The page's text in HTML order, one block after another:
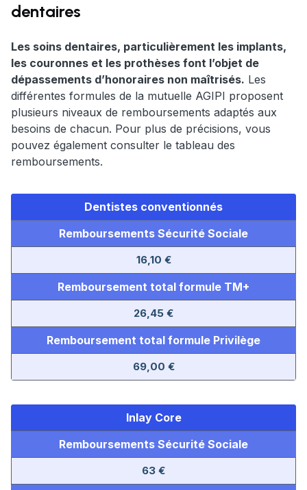
dentaires
Les soins dentaires, particulièrement les implants,
les couronnes et les prothèses font l’objet de
dépassements d’honoraires non maîtrisés. Les
différentes formules de la mutuelle AGIPI proposent
plusieurs niveaux de remboursements adaptés aux
besoins de chacun. Pour plus de précisions, vous
pouvez également consulter le tableau des
remboursements.
Dentistes conventionnés
Remboursements Sécurité Sociale
16,10 €
Remboursement total formule TM+
26,45 €
Remboursement total formule Privilège
69,00 €
Inlay Core
Remboursements Sécurité Sociale
63 €